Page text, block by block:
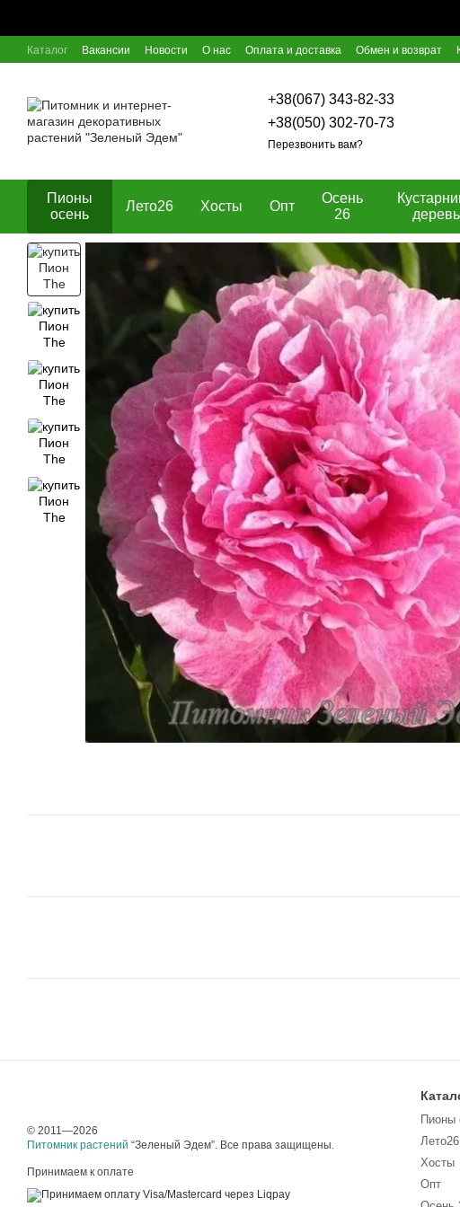
Каталог Вакансии Новости О нас Оплата и доставка Обмен и возврат
+38(067) 343-82-33
+38(050) 302-70-73
Перезвонить вам?
Пионы
осень
Лето26 Хосты Опт
Осень
26
© 2011—2026
Питомник растений “Зеленый Эдем”. Все права защищены.
Принимаем к оплате
Пионы
Лето26
Хосты
Опт